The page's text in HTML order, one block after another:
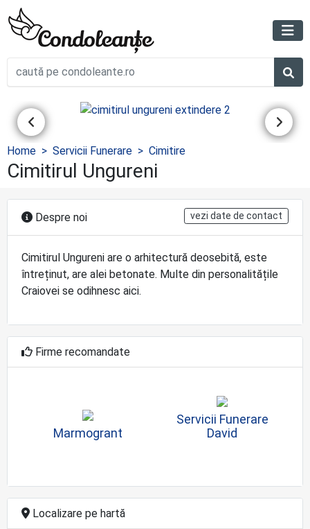
Home Servicii Funerare Cimitire
Cimitirul Ungureni
Despre noi vezi date de contact
Cimitirul Ungureni are o arhitectură deosebită, este
întreținut, are alei betonate. Multe din personalitățile
Craiovei se odihnesc aici.
Firme recomandate
Marmogrant
Servicii Funerare
David
Localizare pe hartă